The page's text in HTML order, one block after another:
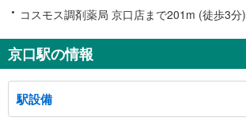
コスモス調剤薬局 京口店まで201m (徒歩3分)
京口駅の情報
駅設備